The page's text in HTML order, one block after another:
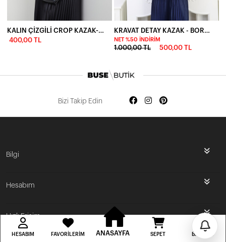
400,00 TL
NET %50 İNDIRIM
1.000,00 TL 500,00 TL
Bizi Takip Edin
Bilgi
Hesabım
Hızlı Erişim
HESABIM FAVORILERIM ANASAYFA SEPET BILDIRIM